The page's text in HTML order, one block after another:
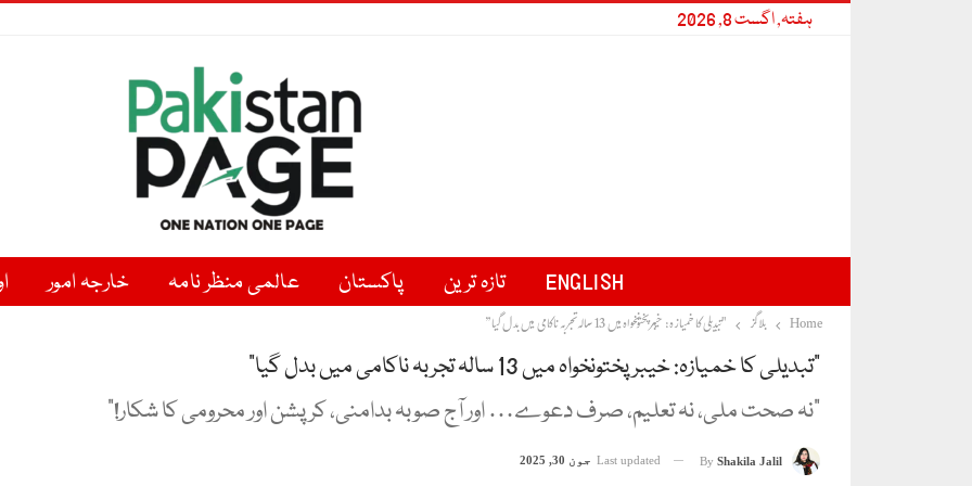
ہفتہ, اگست 8, 2026
ENGLISH تازہ ترین پاکستان عالمی منظر نامہ خارجہ امور
Home بلاگز
"تبدیلی کا خمیازہ: خیبر پختونخواہ میں 13 سالہ تجربہ ناکامی میں بدل گیا”
"تبدیلی کا خمیازہ: خیبر پختونخواہ میں 13 سالہ تجربہ ناکامی میں بدل گیا”
"نہ صحت ملی، نہ تعلیم، صرف دعوے… اور آج صوبہ بدامنی، کرپشن اور محرومی کا شکار!"
By Shakila Jalil
Last updated جون 30, 2025